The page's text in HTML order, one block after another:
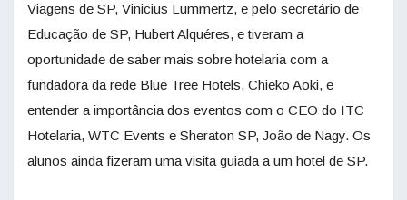
Viagens de SP, Vinicius Lummertz, e pelo secretário de
Educação de SP, Hubert Alquéres, e tiveram a
oportunidade de saber mais sobre hotelaria com a
fundadora da rede Blue Tree Hotels, Chieko Aoki, e
entender a importância dos eventos com o CEO do ITC
Hotelaria, WTC Events e Sheraton SP, João de Nagy. Os
alunos ainda fizeram uma visita guiada a um hotel de SP.